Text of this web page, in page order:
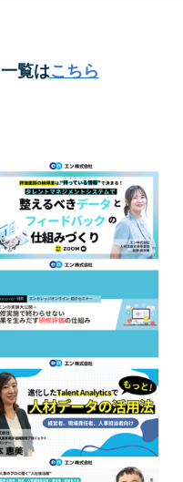
覧はこちら